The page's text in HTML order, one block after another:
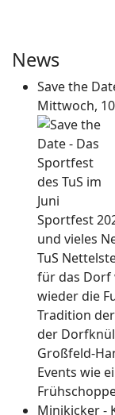
News
Save the
Mittwoch, 10
Sportfest
und vieles
TuS
für das Dorf
wieder die
Tradition
der
Großfeld-
Events wie
Minikicker -